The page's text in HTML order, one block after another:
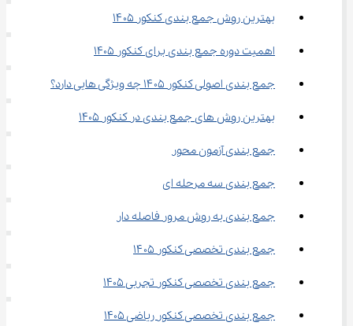
بهترین روش جمع بندی کنکور ۱۴۰۵
اهمیت دوره جمع بندی برای کنکور 1405
جمع بندی اصولی کنکور ۱۴۰۵ چه ویژگی هایی دارد؟
بهترین روش های جمع بندی در کنکور 1405
جمع بندی آزمون محور
جمع بندی سه مرحله ای
جمع بندی به روش مرور فاصله دار
جمع بندی تخصصی کنکور ۱۴۰۵
جمع بندی تخصصی کنکور تجربی 1405
جمع بندی تخصصی کنکور ریاضی 1405